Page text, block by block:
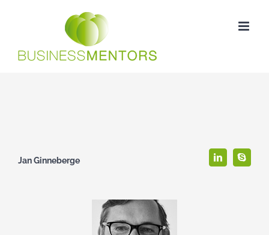
Jan Ginneberge